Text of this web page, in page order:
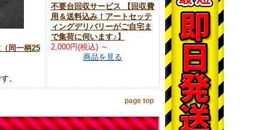
同一柄25
。
不要台回収サービス 【回収費
用＆送料込み！アートセッテ
ィングデリバリーがご自宅ま
で集荷に伺います♪】
2,000円(税込) ～
商品を見る
page top